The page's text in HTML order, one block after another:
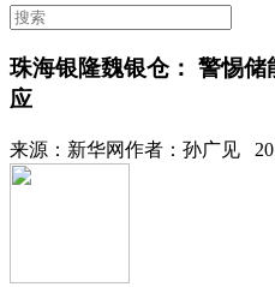
珠海银隆魏银仓： 警惕
应
来源： 新华网作者： 孙广见